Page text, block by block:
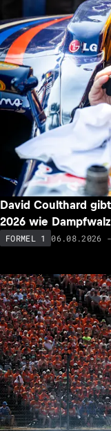
David Coulthard
2026 wie
FORMEL 1 06.08.2026